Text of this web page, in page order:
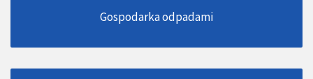
Gospodarka odpadami